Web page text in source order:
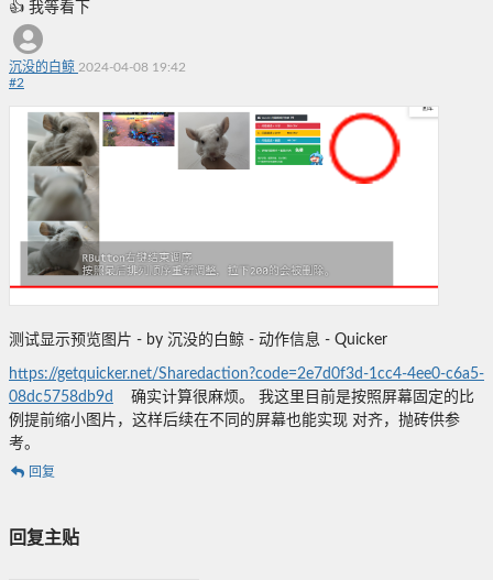
👍 我等看下
沉没的白鲸 2024-04-08 19:42
#2
测试显示预览图片 - by 沉没的白鲸 - 动作信息 - Quicker
https://getquicker.net/Sharedaction?code=2e7d0f3d-1cc4-4ee0-c6a5-
08dc5758db9d
确实计算很麻烦。 我这里目前是按照屏幕固定的比
例提前缩小图片，这样后续在不同的屏幕也能实现 对齐，抛砖供参
考。
回复
回复主贴